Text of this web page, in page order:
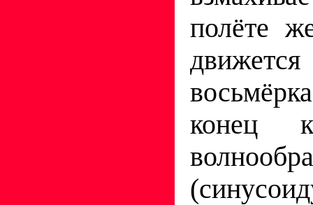
полёте
конец